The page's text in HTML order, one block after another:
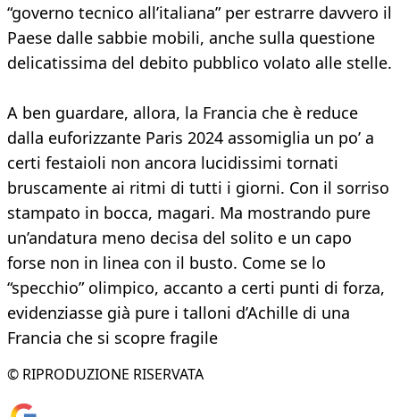
“governo tecnico all’italiana” per estrarre davvero il
Paese dalle sabbie mobili, anche sulla questione
delicatissima del debito pubblico volato alle stelle.
A ben guardare, allora, la Francia che è reduce
dalla euforizzante Paris 2024 assomiglia un po’ a
certi festaioli non ancora lucidissimi tornati
bruscamente ai ritmi di tutti i giorni. Con il sorriso
stampato in bocca, magari. Ma mostrando pure
un’andatura meno decisa del solito e un capo
forse non in linea con il busto. Come se lo
“specchio” olimpico, accanto a certi punti di forza,
evidenziasse già pure i talloni d’Achille di una
Francia che si scopre fragile
© RIPRODUZIONE RISERVATA